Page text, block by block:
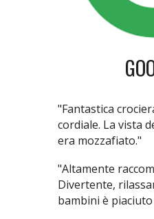
"Fantastica
cordiale. La vista
era mozzafiato."
"Altamente
Divertente,
bambini è